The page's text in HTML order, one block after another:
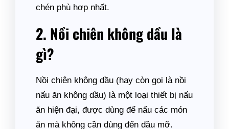
chén phù hợp nhất.
2. Nồi chiên không dầu là
gì?
Nồi chiên không dầu (hay còn gọi là nồi
nấu ăn không dầu) là một loại thiết bị nấu
ăn hiện đại, được dùng để nấu các món
ăn mà không cần dùng đến dầu mỡ.